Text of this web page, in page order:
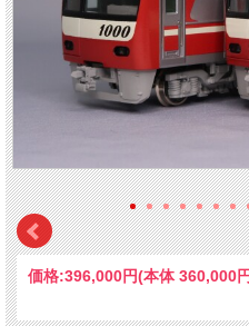
価格:396,000円(本体 360,000